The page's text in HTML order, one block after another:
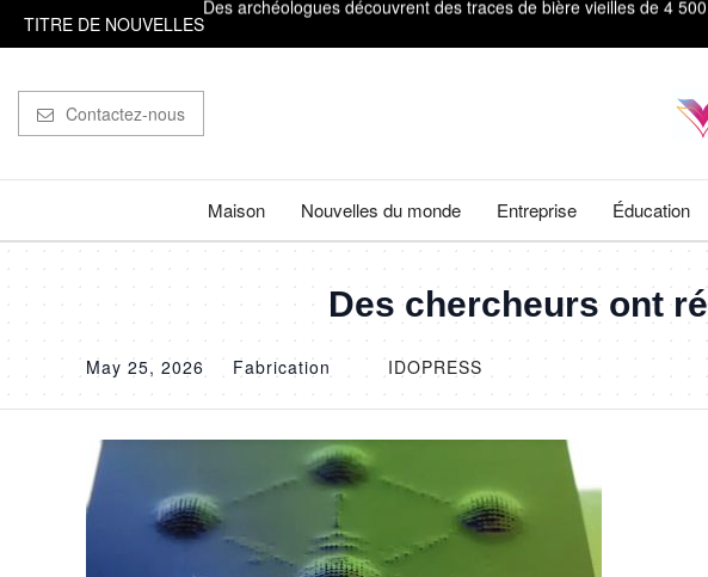
TITRE DE NOUVELLESOn ne l'a jamais vu d'aussi près : des images inédites de la surface
De &#92;"La Pat' Patrouille - Mission dino&#92;" à &#92;"La Fin
Il est très important de compter sur ses doigts
Des archéologues découvrent des traces de bière vieilles de 4
Contactez-nous
Maison Nouvelles du monde Entreprise Éducation
Des chercheurs ont
May 25, 2026 Fabrication IDOPRESS